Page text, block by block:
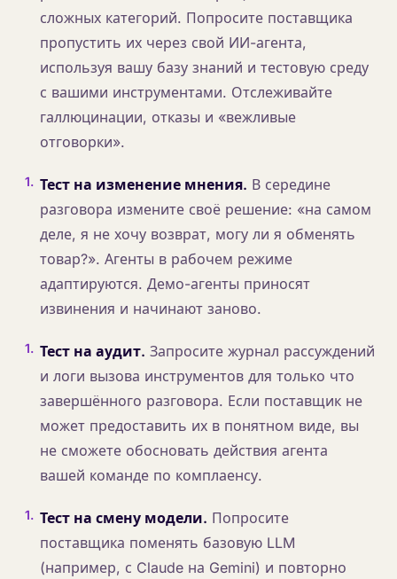
сложных категорий. Попросите поставщика
пропустить их через свой ИИ-агента,
используя вашу базу знаний и тестовую среду
с вашими инструментами. Отслеживайте
галлюцинации, отказы и «вежливые
отговорки».
1. Тест на изменение мнения. В середине
разговора измените своё решение: «на самом
деле, я не хочу возврат, могу ли я обменять
товар?». Агенты в рабочем режиме
адаптируются. Демо-агенты приносят
извинения и начинают заново.
1. Тест на аудит. Запросите журнал рассуждений
и логи вызова инструментов для только что
завершённого разговора. Если поставщик не
может предоставить их в понятном виде, вы
не сможете обосновать действия агента
вашей команде по комплаенсу.
1. Тест на смену модели. Попросите
поставщика поменять базовую LLM
(например, с Claude на Gemini) и повторно